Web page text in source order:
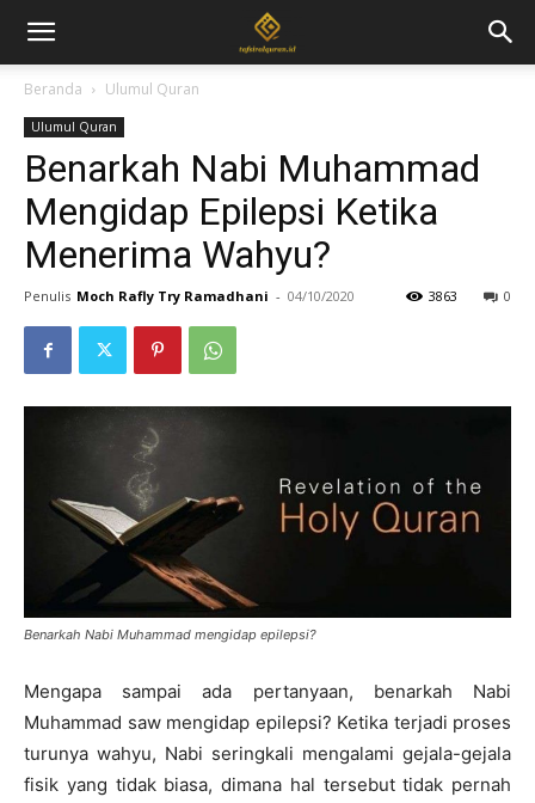
Beranda Ulumul Quran
Ulumul Quran
Benarkah Nabi Muhammad
Mengidap Epilepsi Ketika
Menerima Wahyu?
Penulis Moch Rafly Try Ramadhani - 04/10/2020 0
3863
Benarkah Nabi Muhammad mengidap epilepsi?
Mengapa sampai ada pertanyaan, benarkah Nabi
Muhammad saw mengidap epilepsi? Ketika terjadi proses
turunya wahyu, Nabi seringkali mengalami gejala-gejala
fisik yang tidak biasa, dimana hal tersebut tidak pernah